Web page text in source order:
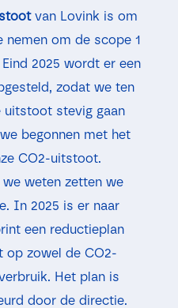
van Lovink is om
nemen om de scope 1
2025 wordt er een
zodat we ten
uitstoot stevig gaan
begonnen met het
CO2-uitstoot.
weten zetten we
In 2025 is er naar
een reductieplan
op zowel de CO2-
Het plan is
door de directie.